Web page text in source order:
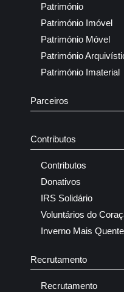
Património
Património Imóvel
Património Móvel
Património
Património Imaterial
Parceiros
Contributos
Contributos
Donativos
IRS Solidário
Voluntários do
Inverno Mais Quente
Recrutamento
Recrutamento